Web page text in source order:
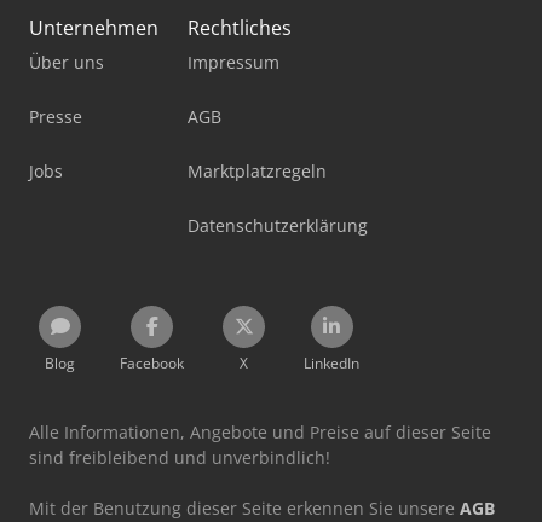
Unternehmen
Über uns
Presse
Jobs
Rechtliches
Impressum
AGB
Marktplatzregeln
Datenschutzerklärung
Blog Facebook X LinkedIn
Alle Informationen, Angebote und Preise auf dieser Seite
sind freibleibend und unverbindlich!
Mit der Benutzung dieser Seite erkennen Sie unsere AGB